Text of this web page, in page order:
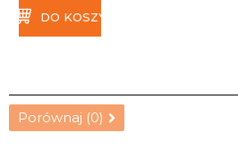
DO KOSZYKA
Porównaj (0)